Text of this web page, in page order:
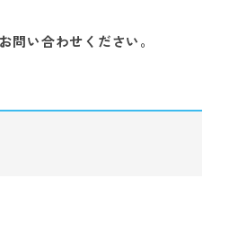
い合わせください。